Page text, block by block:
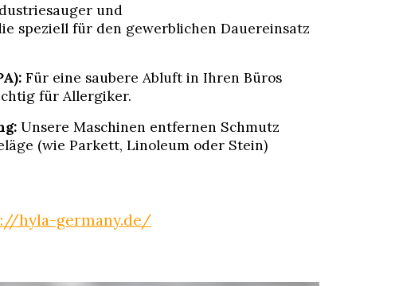
und
speziell für den gewerblichen Dauereinsatz
Für eine saubere Abluft in Ihren Büros
für Allergiker.
Unsere Maschinen entfernen Schmutz
(wie Parkett, Linoleum oder Stein)
hyla-germany.de/